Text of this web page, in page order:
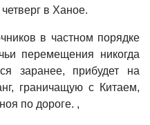
в Ханое.
в частном порядке
перемещения никогда
заранее, прибудет на
граничащую с Китаем,
по дороге. ,